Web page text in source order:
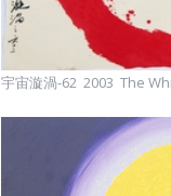
宇宙漩渦-62 2003 The